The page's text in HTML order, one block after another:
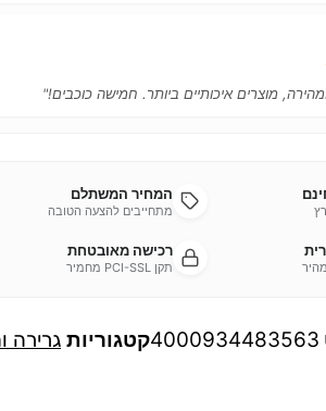
מוצרים איכותיים ביותר. חמישה כוכבים!"
המחיר המשתלם
מתחייבים להצעה הטובה
רכישה מאובטחת
תקן PCI-SSL מחמיר
4000934483563קטגוריות גרירה